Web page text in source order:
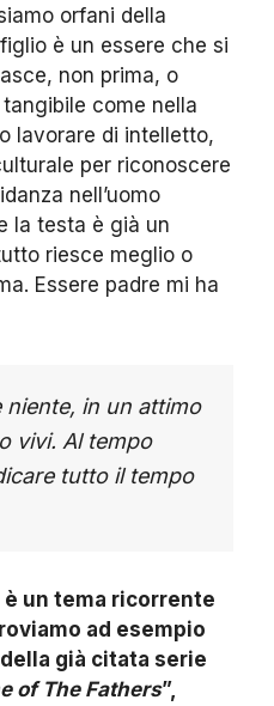
orfani della
è un essere che si
non prima, o
come nella
lavorare di intelletto,
per riconoscere
nell’uomo
la testa è già un
riesce meglio o
Essere padre mi ha
niente, in un attimo
vivi. Al tempo
tutto il tempo
un tema ricorrente
ad esempio
già citata serie
of The Fathers”,